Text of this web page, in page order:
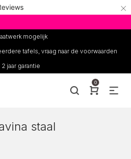
×
mogelijk
tafels, vraag naar de voorwaarden
2 jaar garantie
0
staal